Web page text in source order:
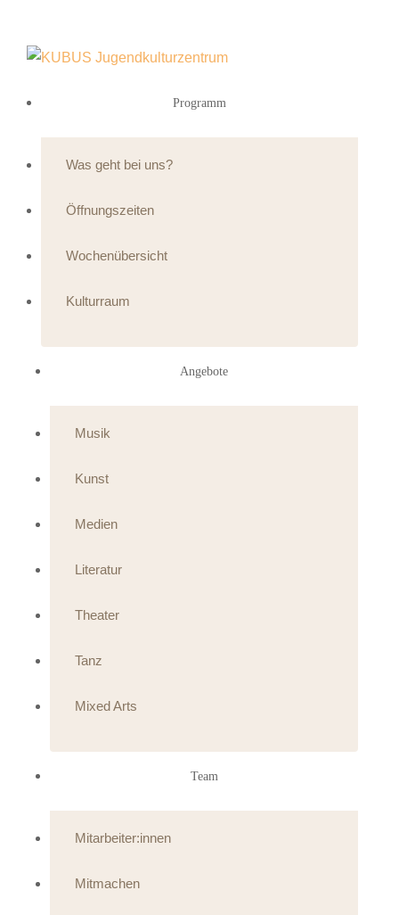
Programm
Was geht bei uns?
Öffnungszeiten
Wochenübersicht
Kulturraum
Angebote
Musik
Kunst
Medien
Literatur
Theater
Tanz
Mixed Arts
Team
Mitarbeiter:innen
Mitmachen